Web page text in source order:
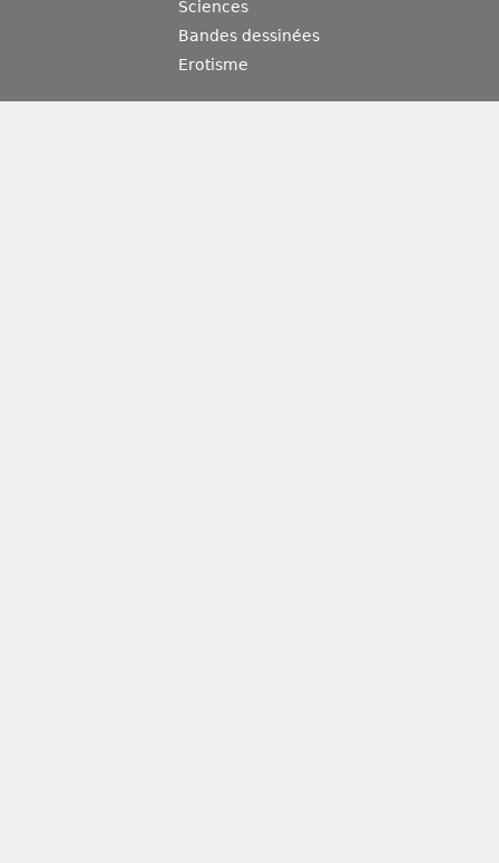
Sciences
Bandes dessinées
Erotisme